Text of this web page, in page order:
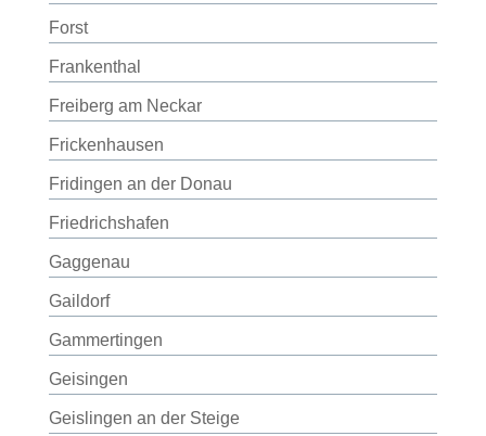
Forst
Frankenthal
Freiberg am Neckar
Frickenhausen
Fridingen an der Donau
Friedrichshafen
Gaggenau
Gaildorf
Gammertingen
Geisingen
Geislingen an der Steige